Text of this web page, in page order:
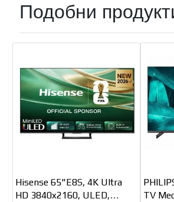
Подобни
Hisense 65"E8S, 4K Ultra
HD 3840x2160, ULED,
TV